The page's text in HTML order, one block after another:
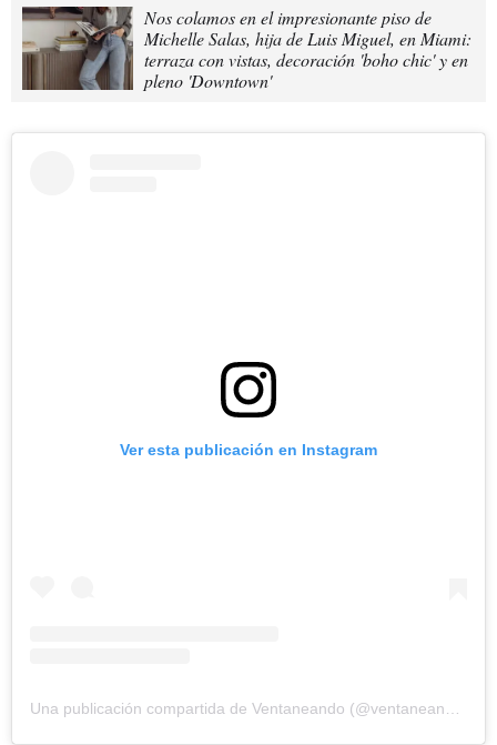
Nos colamos en el impresionante piso de
Michelle Salas, hija de Luis Miguel, en Miami:
terraza con vistas, decoración 'boho chic' y en
pleno 'Downtown'
Ver esta publicación en Instagram